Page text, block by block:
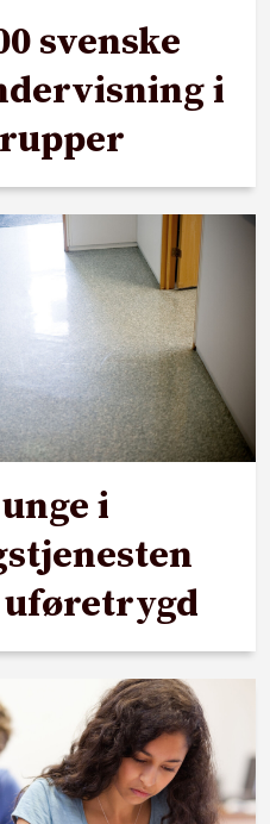
svenske
i
i
uføretrygd